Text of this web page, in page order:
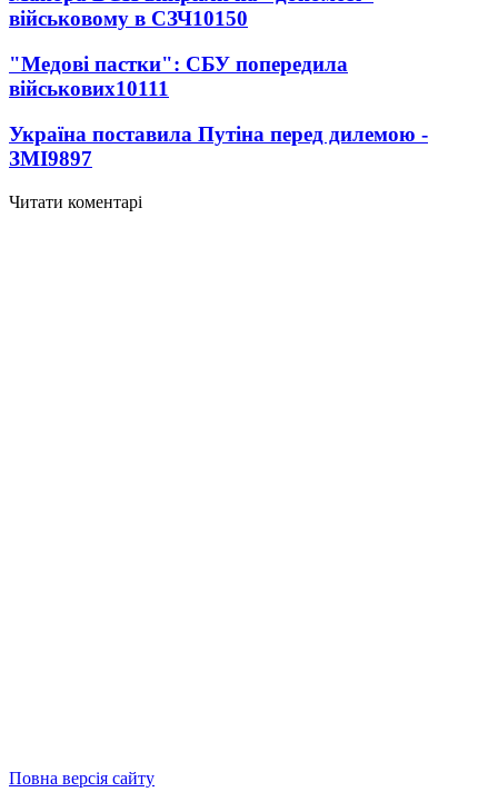
військовому в СЗЧ10150
"Медові пастки": СБУ попередила
військових10111
Україна поставила Путіна перед дилемою -
ЗМІ9897
Читати коментарі
Повна версія сайту